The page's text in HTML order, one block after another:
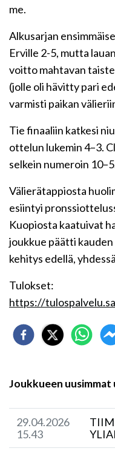
me.
Alkusarjan
Erville 2-5, mutta
voitto mahtavan
(jolle oli hävitty pari
varmisti paikan
Tie finaaliin katkesi
ottelun lukemin 4–3.
selkein numeroin
Välierätappiosta
esiintyi
Kuopiosta kaatuivat
joukkue päätti
kehitys edellä,
Tulokset:
https://
Joukkueen
29.04.2026
15.43